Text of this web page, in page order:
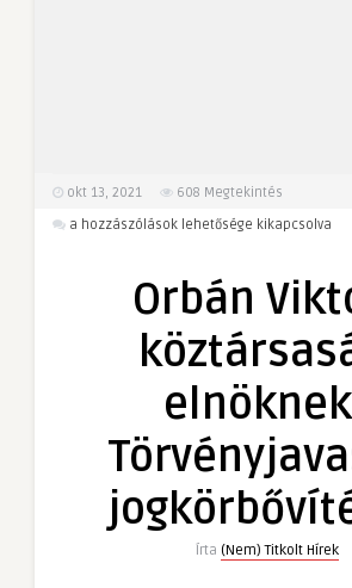
okt 13, 2021 608 Megtekintés
Orbán
jogkörbővítésre
a hozzászólások lehetősége kikapcsolva
Orbán
Írta (Nem) Titkolt Hírek